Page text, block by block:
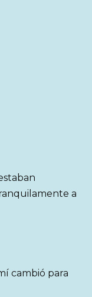
a
cambió para